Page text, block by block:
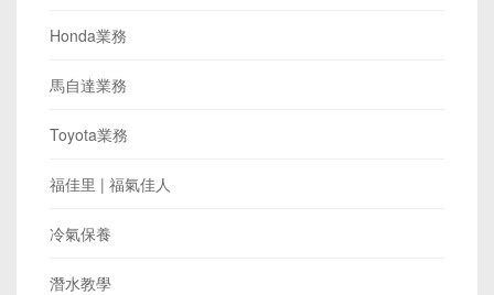
Honda業務
馬自達業務
Toyota業務
福佳里 | 福氣佳人
冷氣保養
潛水教學